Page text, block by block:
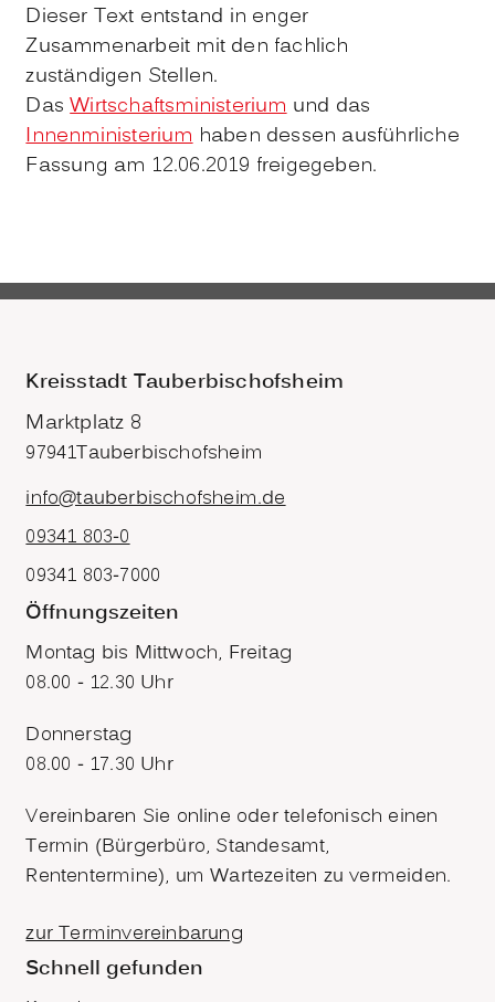
Dieser Text entstand in enger
Zusammenarbeit mit den fachlich
zuständigen Stellen.
DasWirtschaftsministeriumund das
Innenministeriumhaben dessen ausführliche
Fassung am 12.06.2019 freigegeben.
Kreisstadt Tauberbischofsheim
Marktplatz 8
97941Tauberbischofsheim
info@tauberbischofsheim.de
09341 803-0
09341 803-7000
Öffnungszeiten
Montag bis Mittwoch, Freitag
08.00 - 12.30 Uhr
Donnerstag
08.00 - 17.30 Uhr
Vereinbaren Sie online oder telefonisch einen
Termin (Bürgerbüro, Standesamt,
Rententermine), um Wartezeiten zu vermeiden.
zur Terminvereinbarung
Schnell gefunden